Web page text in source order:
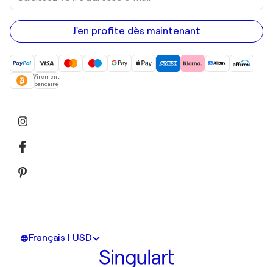
adresse
e-
mail
J'en profite dès maintenant
Virement
bancaire
Français | USD